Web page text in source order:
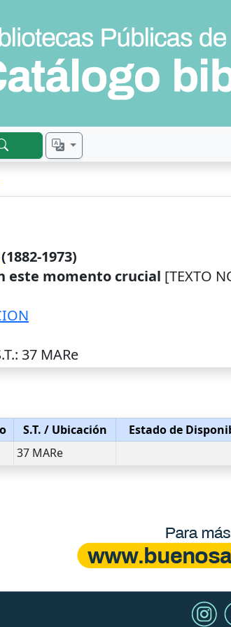
(1882-1973)
este momento crucial [TEXTO
: 37 MARe
S.T. / Ubicación Estado de
37 MARe